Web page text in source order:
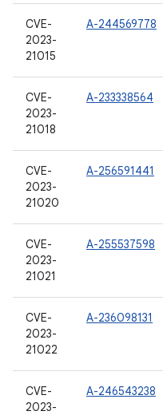
CVE-
2023-
21015
A-244569778
CVE-
2023-
21018
A-233338564
CVE-
2023-
21020
A-256591441
CVE-
2023-
21021
A-255537598
CVE-
2023-
21022
A-236098131
CVE-
2023-
A-246543238